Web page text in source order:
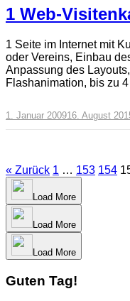
1 Web-
1 Seite im Internet mit
oder Vereins, Einbau
Anpassung des
Flashanimation, bis zu
1. Januar 200916. August
« Zurück 1 … 153 154
Load More
Load More
Load More
Guten Tag!